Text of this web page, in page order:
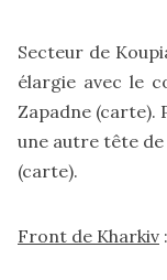
Secteur de
élargie avec le
Zapadne (carte).
une autre tête
(carte).
Front de Kharkiv